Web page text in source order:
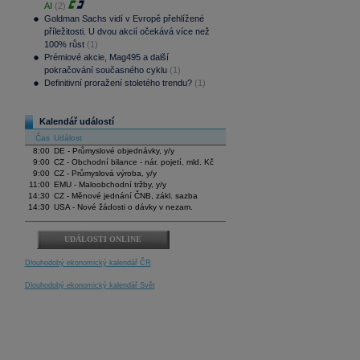
AI (2)
Goldman Sachs vidí v Evropě přehlížené
příležitosti. U dvou akcií očekává více než
100% růst (1)
Prémiové akcie, Mag495 a další
pokračování současného cyklu (1)
Definitivní proražení stoletého trendu? (1)
Kalendář událostí
Čas Událost
8:00
DE - Průmyslové objednávky, y/y
9:00 CZ - Obchodní bilance - nár. pojetí, mld. Kč
9:00 CZ - Průmyslová výroba, y/y
11:00
EMU - Maloobchodní tržby, y/y
14:30 CZ - Měnové jednání ČNB, zákl. sazba
14:30 USA - Nové žádosti o dávky v nezam.
UDÁLOSTI ONLINE
Dlouhodobý ekonomický kalendář ČR
Dlouhodobý ekonomický kalendář Svět